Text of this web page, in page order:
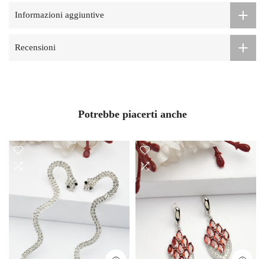
Informazioni aggiuntive
Recensioni
Potrebbe piacerti anche